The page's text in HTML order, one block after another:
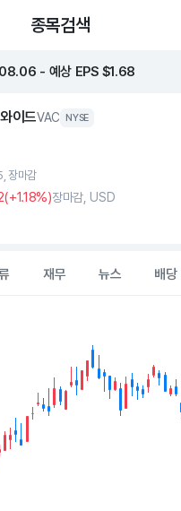
종목검색
- 예상 EPS $1.68
이드VAC NYSE
장마감
(+1.18%)장마감, USD
재무 뉴스 배당
displaying Time. Data
values. Data